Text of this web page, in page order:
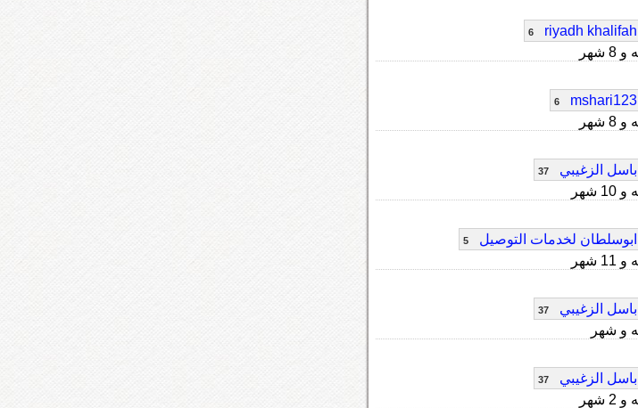
riyadh khalifah
6
mshari123
6
باسل الزغيبي 37
ابوسلطان لخدمات التوصيل 5
باسل الزغيبي 37
باسل الزغيبي 37